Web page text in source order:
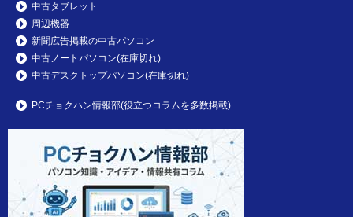
中古タブレット
周辺機器
新聞広告掲載の中古パソコン
中古ノートパソコン(在庫切れ)
中古デスクトップパソコン(在庫切れ)
PCチョクハン情報部(役立つコラムを多数掲載)